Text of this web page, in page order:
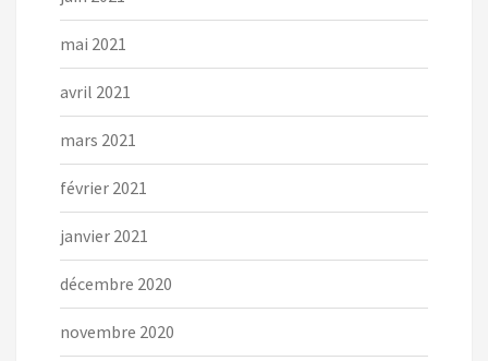
mai 2021
avril 2021
mars 2021
février 2021
janvier 2021
décembre 2020
novembre 2020